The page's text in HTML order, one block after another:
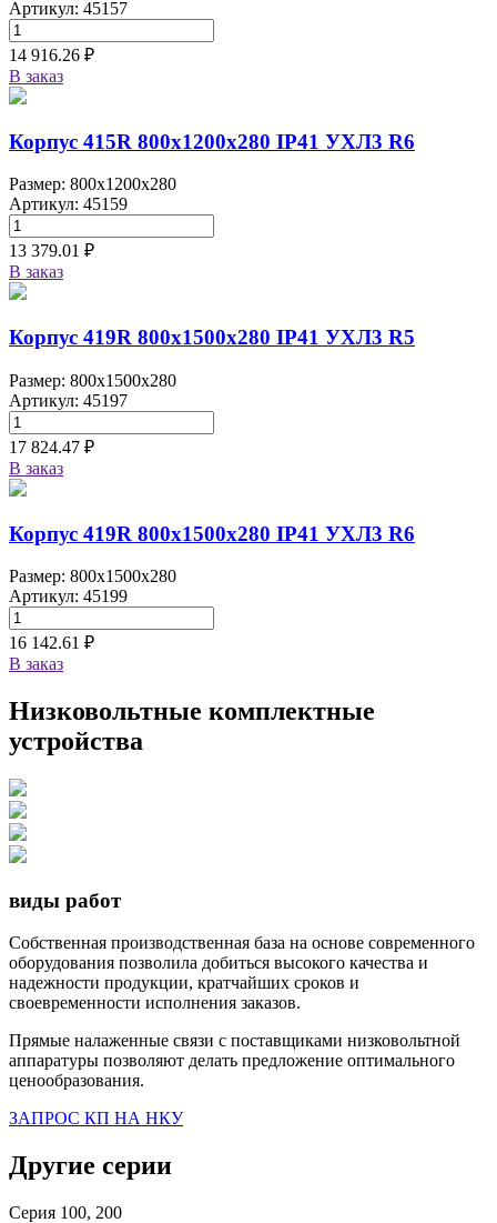
Артикул: 45157
14 916.26 ₽
В заказ
Корпус 415R 800х1200х280 IP41 УХЛ3 R6
Размер: 800x1200x280
Артикул: 45159
13 379.01 ₽
В заказ
Корпус 419R 800х1500х280 IP41 УХЛ3 R5
Размер: 800x1500x280
Артикул: 45197
17 824.47 ₽
В заказ
Корпус 419R 800х1500х280 IP41 УХЛ3 R6
Размер: 800x1500x280
Артикул: 45199
16 142.61 ₽
В заказ
Низковольтные комплектные
устройства
виды работ
Собственная производственная база на основе современного
оборудования позволила добиться высокого качества и
надежности продукции, кратчайших сроков и
своевременности исполнения заказов.
Прямые налаженные связи с поставщиками низковольтной
аппаратуры позволяют делать предложение оптимального
ценообразования.
ЗАПРОС КП НА НКУ
Другие серии
Серия 100, 200